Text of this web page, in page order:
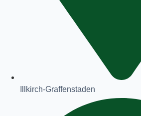
Illkirch-Graffenstaden